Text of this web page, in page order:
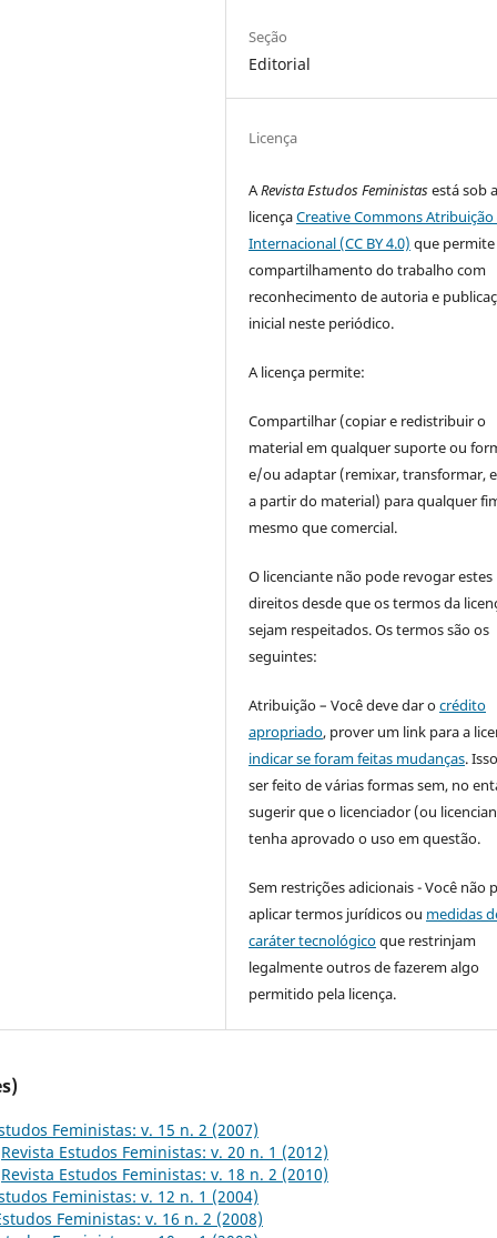
Seção
Editorial
Licença
ARevista Estudos Feministasestá sob a
licençaCreative Commons Atribuição
Internacional (CC BY 4.0) que
compartilhamento do trabalho com
reconhecimento de autoria e
inicial neste periódico.
A licença permite:
Compartilhar (copiar e redistribuir o
material em qualquer suporte ou
e/ou adaptar (remixar, transformar,
a partir do material) para qualquer
mesmo que comercial.
O licenciante não pode revogar estes
direitos desde que os termos da
sejam respeitados. Os termos são os
seguintes:
Atribuição – Você deve dar ocrédito
apropriado, prover um link para a
indicar se foram feitas mudanças.
ser feito de várias formas sem, no
sugerir que o licenciador (ou
tenha aprovado o uso em questão.
Sem restrições adicionais - Você não
aplicar termos jurídicos ou medidas
caráter tecnológicoque restrinjam
legalmente outros de fazerem algo
permitido pela licença.
Feministas: v. 15 n. 2 (2007)
Revista Estudos Feministas: v. 20 n. 1 (2012)
Revista Estudos Feministas: v. 18 n. 2 (2010)
Feministas: v. 12 n. 1 (2004)
Feministas: v. 16 n. 2 (2008)